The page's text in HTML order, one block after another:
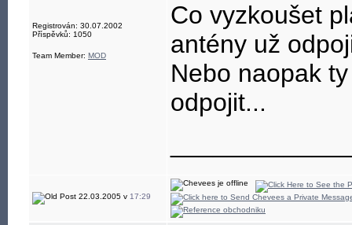
Registrován: 30.07.2002
Příspěvků: 1050
Team Member: MOD
Co vyzkoušet
antény už
Nebo naopak
odpojit...
22.03.2005 v 17:29